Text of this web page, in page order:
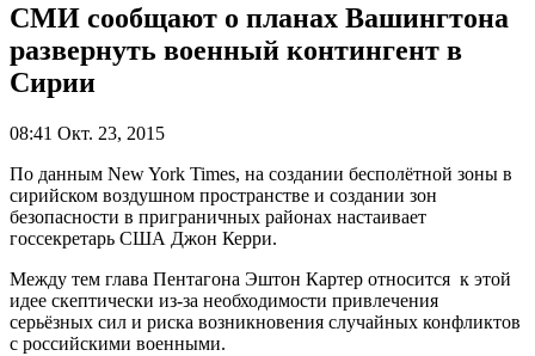
СМИ сообщают о планах Вашингтона
развернуть военный контингент в
Сирии
08:41 Окт. 23, 2015
По данным New York Times, на создании бесполётной зоны в
сирийском воздушном пространстве и создании зон
безопасности в приграничных районах настаивает
госсекретарь США Джон Керри.
Между тем глава Пентагона Эштон Картер относится к этой
идее скептически из-за необходимости привлечения
серьёзных сил и риска возникновения случайных конфликтов
с российскими военными.